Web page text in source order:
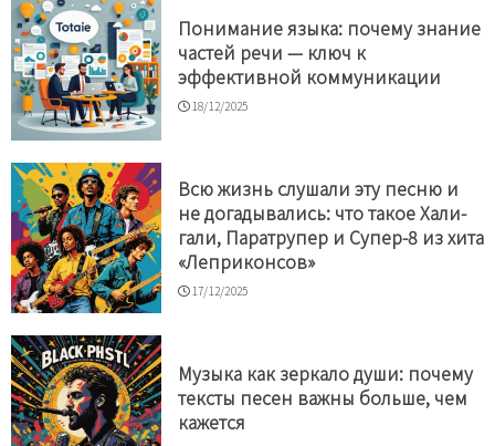
Понимание языка: почему знание
частей речи — ключ к
эффективной коммуникации
18/12/2025
Всю жизнь слушали эту песню и
не догадывались: что такое Хали-
гали, Паратрупер и Супер-8 из хита
«Леприконсов»
17/12/2025
Музыка как зеркало души: почему
тексты песен важны больше, чем
кажется